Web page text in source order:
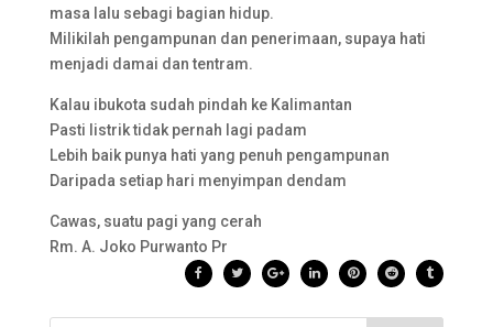
masa lalu sebagi bagian hidup.
Milikilah pengampunan dan penerimaan, supaya hati
menjadi damai dan tentram.
Kalau ibukota sudah pindah ke Kalimantan
Pasti listrik tidak pernah lagi padam
Lebih baik punya hati yang penuh pengampunan
Daripada setiap hari menyimpan dendam
Cawas, suatu pagi yang cerah
Rm. A. Joko Purwanto Pr